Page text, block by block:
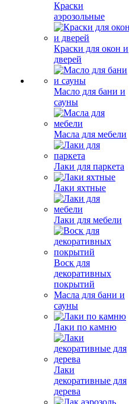
Краски
аэрозольные
Краски для окон и
дверей
Масло для бани и
сауны
Масла для мебели
Лаки для паркета
Лаки яхтные
Лаки для мебели
Воск для
декоративных
покрытий
Масла для бани и
сауны
Лаки по камню
Лаки
декоративные для
дерева